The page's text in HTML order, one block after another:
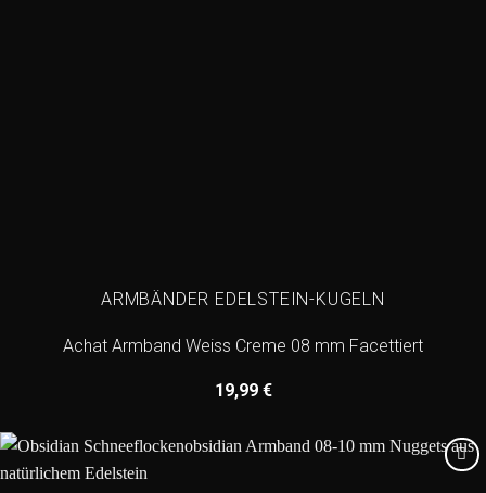
ARMBÄNDER EDELSTEIN-KUGELN
Achat Armband Weiss Creme 08 mm Facettiert
19,99 €